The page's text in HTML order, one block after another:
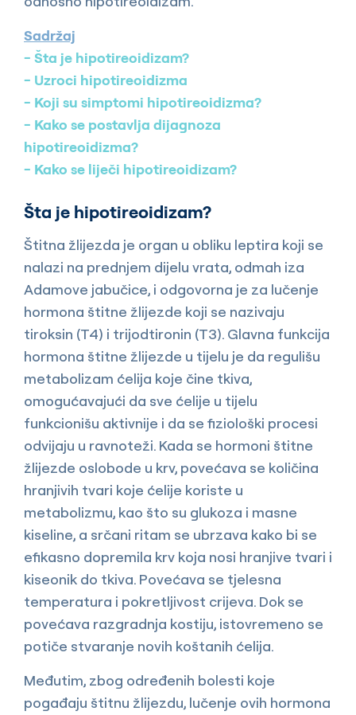
Sadržaj
Šta je hipotireoidizam?
Uzroci hipotireoidizma
Koji su simptomi hipotireoidizma?
Kako se postavlja dijagnoza
hipotireoidizma?
Kako se liječi hipotireoidizam?
Šta je hipotireoidizam?
Štitna žlijezda je organ u obliku leptira koji se
nalazi na prednjem dijelu vrata, odmah iza
Adamove jabučice, i odgovorna je za lučenje
hormona štitne žlijezde koji se nazivaju
tiroksin (T4) i trijodtironin (T3). Glavna funkcija
hormona štitne žlijezde u tijelu je da regulišu
metabolizam ćelija koje čine tkiva,
omogućavajući da sve ćelije u tijelu
funkcionišu aktivnije i da se fiziološki procesi
odvijaju u ravnoteži. Kada se hormoni štitne
žlijezde oslobode u krv, povećava se količina
hranjivih tvari koje ćelije koriste u
metabolizmu, kao što su glukoza i masne
kiseline, a srčani ritam se ubrzava kako bi se
efikasno dopremila krv koja nosi hranjive tvari i
kiseonik do tkiva. Povećava se tjelesna
temperatura i pokretljivost crijeva. Dok se
povećava razgradnja kostiju, istovremeno se
potiče stvaranje novih koštanih ćelija.
Međutim, zbog određenih bolesti koje
pogađaju štitnu žlijezdu, lučenje ovih hormona